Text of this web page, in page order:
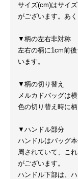
サイズ(cm)はサイ
がございます。あ
▼柄の左右非対称
左右の柄に1cm前
います。
▼柄の切り替え
メルカドバッグは
色の切り替え時に
▼ハンドル部分
ハンドルはバッグ
周されていて、こ
がございます。
ハンドル下部は、